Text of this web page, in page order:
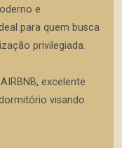
e
para quem busca
privilegiada.
excelente
visando